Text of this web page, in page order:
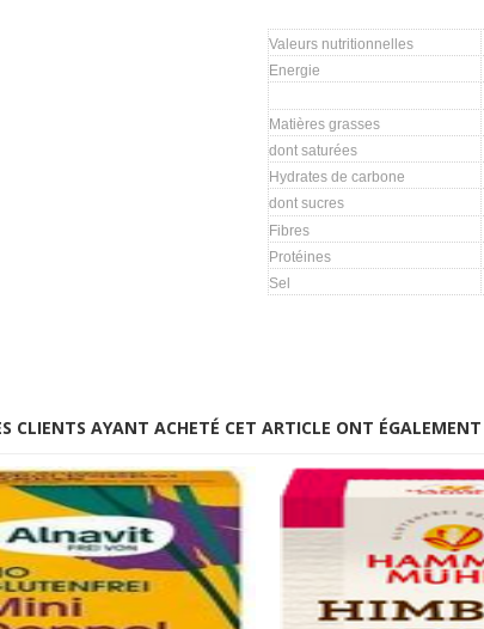
Valeurs nutritionnelles
Energie
Matières grasses
dont saturées
Hydrates de carbone
dont sucres
Fibres
Protéines
Sel
CLIENTS AYANT ACHETÉ CET ARTICLE ONT